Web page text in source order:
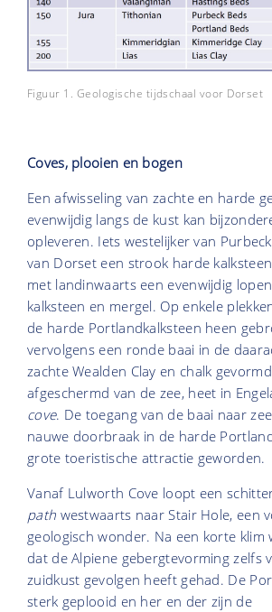
Figuur 1. Geologische tijdschaal voor Dorset
Coves, plooien en bogen
Een afwisseling van zachte en harde
evenwijdig langs de kust kan
opleveren. Iets westelijker van
van Dorset een strook harde
met landinwaarts een evenwijdig
kalksteen en mergel. Op enkele
de harde Portlandkalksteen heen
vervolgens een ronde baai in de
zachte Wealden Clay en chalk
afgeschermd van de zee, heet in
cove. De toegang van de baai naar
nauwe doorbraak in de harde
grote toeristische attractie geworden.
Vanaf Lulworth Cove loopt een
path westwaarts naar Stair Hole, een
geologisch wonder. Na een korte klim
dat de Alpiene gebergtevorming zelfs
zuidkust gevolgen heeft gehad. De
sterk geplooid en her en der zijn de